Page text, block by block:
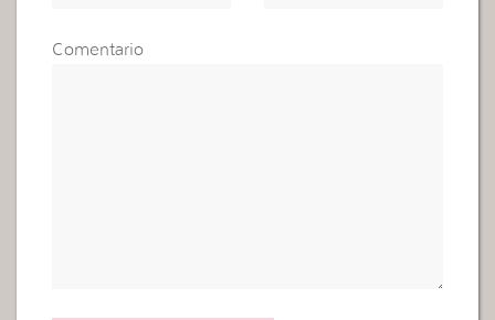
Comentario